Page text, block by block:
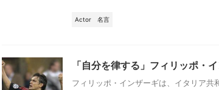
b
o
Actor 名言
「自分を律する」フィリッポ・
フィリッポ・インザーギは、イタリア